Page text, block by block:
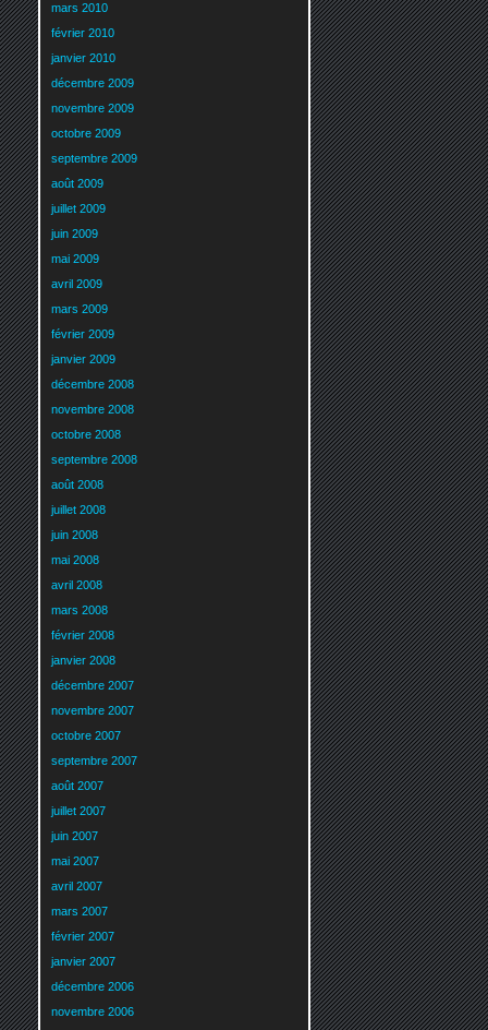
mars 2010
février 2010
janvier 2010
décembre 2009
novembre 2009
octobre 2009
septembre 2009
août 2009
juillet 2009
juin 2009
mai 2009
avril 2009
mars 2009
février 2009
janvier 2009
décembre 2008
novembre 2008
octobre 2008
septembre 2008
août 2008
juillet 2008
juin 2008
mai 2008
avril 2008
mars 2008
février 2008
janvier 2008
décembre 2007
novembre 2007
octobre 2007
septembre 2007
août 2007
juillet 2007
juin 2007
mai 2007
avril 2007
mars 2007
février 2007
janvier 2007
décembre 2006
novembre 2006